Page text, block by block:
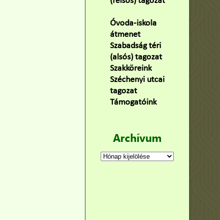
Óvoda-iskola
átmenet(22)
Szabadság téri
(alsós) tagozat(160)
Szakköreink(3)
Széchenyi utcai
tagozat(141)
Támogatóink(9)
Archívum
Archívum